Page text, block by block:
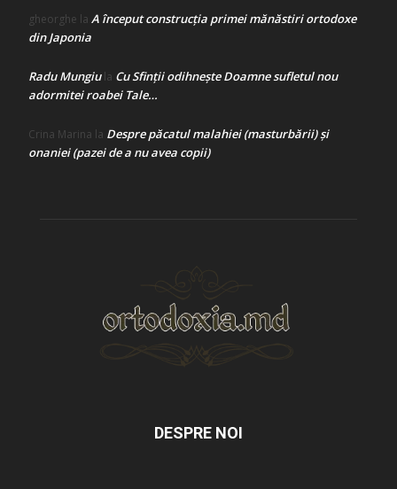
gheorghe la A început construcţia primei mănăstiri ortodoxe
din Japonia
Radu Mungiula Cu Sfinții odihnește Doamne sufletul nou
adormitei roabei Tale…
Crina Marina la Despre păcatul malahiei (masturbării) şi
onaniei (pazei de a nu avea copii)
DESPRE NOI